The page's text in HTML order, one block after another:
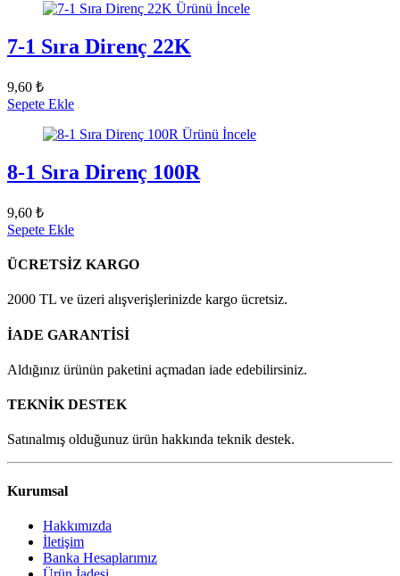
Ürünü İncele
7-1 Sıra Direnç 22K
9,60 ₺
Sepete Ekle
Ürünü İncele
8-1 Sıra Direnç 100R
9,60 ₺
Sepete Ekle
ÜCRETSİZ KARGO
2000 TL ve üzeri alışverişlerinizde kargo ücretsiz.
İADE GARANTİSİ
Aldığınız ürünün paketini açmadan iade edebilirsiniz.
TEKNİK DESTEK
Satınalmış olduğunuz ürün hakkında teknik destek.
Kurumsal
Hakkımızda
İletişim
Banka Hesaplarımız